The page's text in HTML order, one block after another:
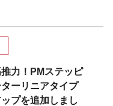
力！PMステッピ
ーリニアタイプ
プを追加しまし